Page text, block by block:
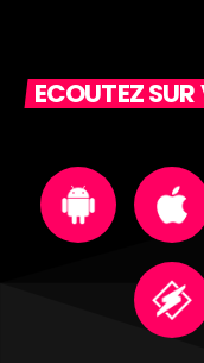
ECOUTEZ SUR